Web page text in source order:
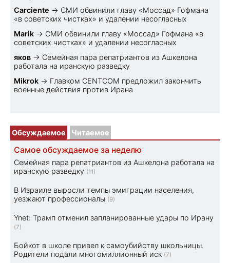
Carciente → СМИ обвинили главу «Моссад» Гофмана
«в советских чистках» и удалении несогласных
Marik → СМИ обвинили главу «Моссад» Гофмана «в
советских чистках» и удалении несогласных
яков → Семейная пара репатриантов из Ашкелона
работала на иранскую разведку
Mikrok → Главком CENTCOM предложил закончить
военные действия против Ирана
Обсуждаемое Читаемое
Самое обсуждаемое за неделю
Семейная пара репатриантов из Ашкелона работала на
иранскую разведку (11)
В Израиле выросли темпы эмиграции населения,
уезжают профессионалы (9)
Ynet: Трамп отменил запланированные удары по Ирану
(7)
Бойкот в школе привел к самоубийству школьницы.
Родители подали многомиллионный иск (7)